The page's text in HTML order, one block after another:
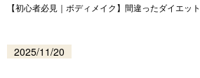
【初心者必見｜ボディメイク】間違ったダイエッ
2025/11/20